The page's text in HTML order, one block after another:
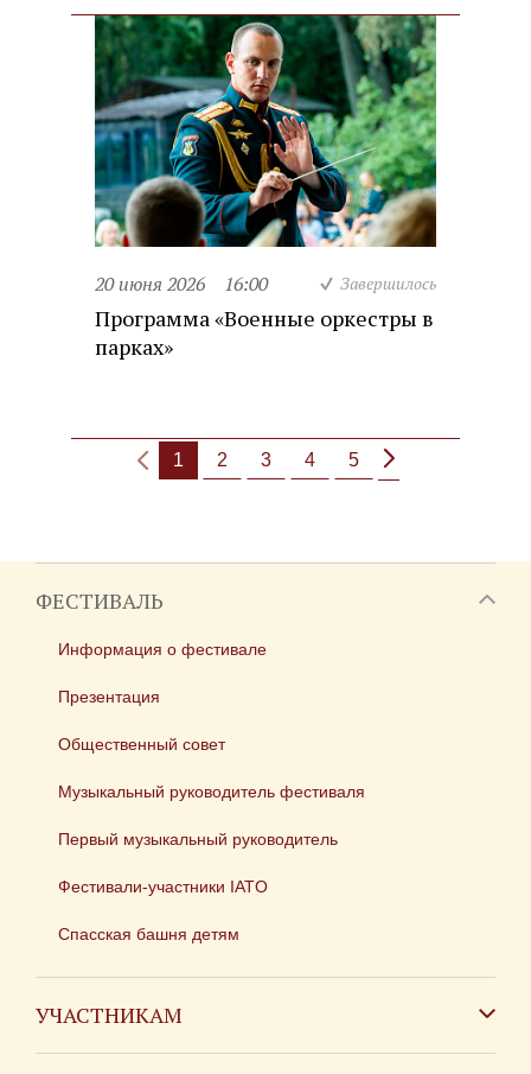
20 июня 2026 16:00 Завершилось
Программа «Военные оркестры в
парках»
1 2 3 4 5
ФЕСТИВАЛЬ
Информация о фестивале
Презентация
Общественный совет
Музыкальный руководитель фестиваля
Первый музыкальный руководитель
Фестивали-участники IATO
Спасская башня детям
УЧАСТНИКАМ